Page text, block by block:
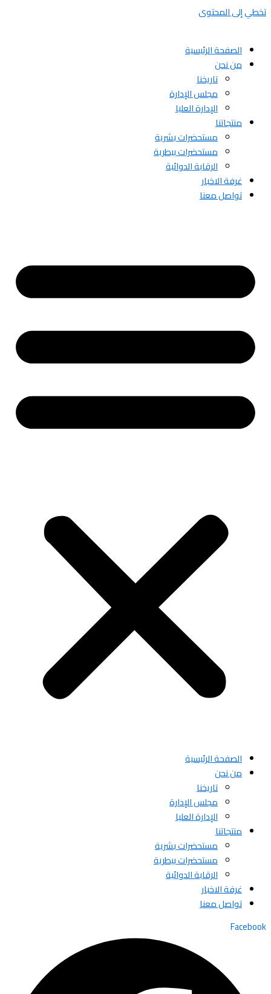
تخطي إلى المحتوى
الصفحة الرئيسية
من نحن
تاريخنا
مجلس الإدارة
الإدارة العليا
منتجاتنا
مستحضرات بشرية
مستحضرات بيطرية
الرقابة الدوائية
غرفة الاخبار
تواصل معنا
الصفحة الرئيسية
من نحن
تاريخنا
مجلس الإدارة
الإدارة العليا
منتجاتنا
مستحضرات بشرية
مستحضرات بيطرية
الرقابة الدوائية
غرفة الاخبار
تواصل معنا
Facebook